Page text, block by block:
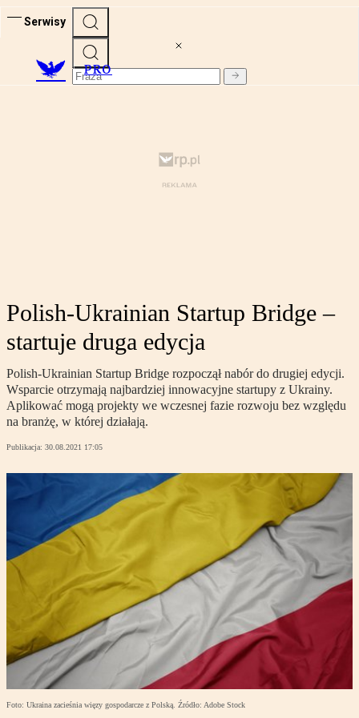
Serwisy
PRO
Polish-Ukrainian Startup Bridge –
startuje druga edycja
Polish-Ukrainian Startup Bridge rozpoczął nabór do drugiej edycji.
Wsparcie otrzymają najbardziej innowacyjne startupy z Ukrainy.
Aplikować mogą projekty we wczesnej fazie rozwoju bez względu
na branżę, w której działają.
Publikacja: 30.08.2021 17:05
Foto: Ukraina zacieśnia więzy gospodarcze z Polską. Źródło: Adobe Stock